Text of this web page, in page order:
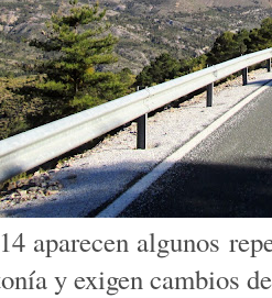
aparecen algunos
y exigen cambios